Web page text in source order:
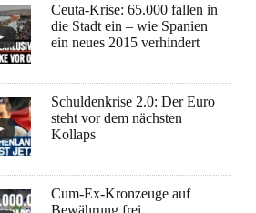
Ceuta-Krise: 65.000 fallen in
die Stadt ein – wie Spanien
ein neues 2015 verhindert
Schuldenkrise 2.0: Der Euro
steht vor dem nächsten
Kollaps
Cum-Ex-Kronzeuge auf
Bewährung frei